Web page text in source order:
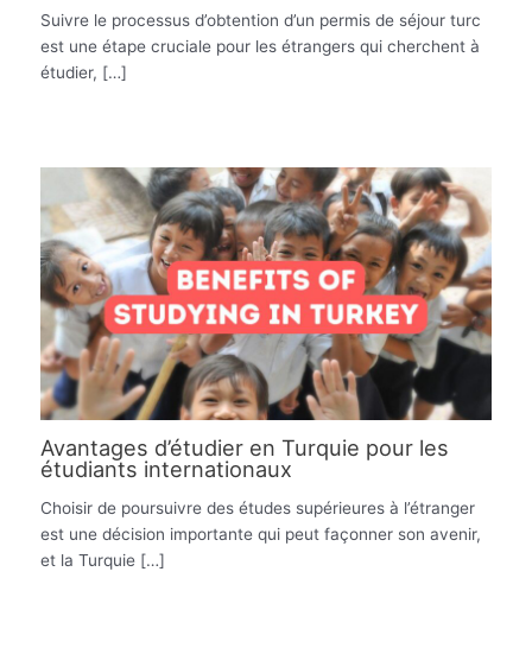
Suivre le processus d’obtention d’un permis de séjour turc
est une étape cruciale pour les étrangers qui cherchent à
étudier, […]
Avantages d’étudier en Turquie pour les
étudiants internationaux
Choisir de poursuivre des études supérieures à l’étranger
est une décision importante qui peut façonner son avenir,
et la Turquie […]